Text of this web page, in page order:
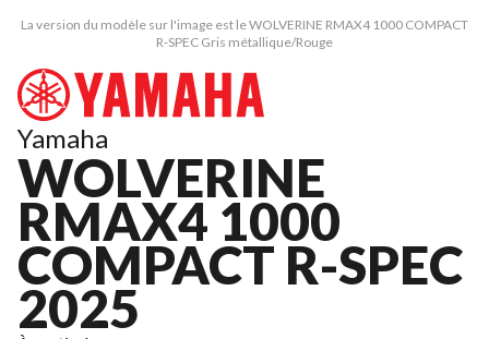
La version du modèle sur l'image est le WOLVERINE RMAX4 1000 COMPACT
R-SPEC Gris métallique/Rouge
Yamaha
WOLVERINE
RMAX4 1000
COMPACT R-SPEC
2025